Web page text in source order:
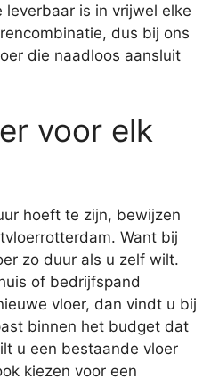
is in vrijwel elke
dus bij ons
die naadloos aansluit
voor elk
hoeft te zijn, bewijzen
Want bij
zo duur als u zelf wilt.
of bedrijfspand
vloer, dan vindt u bij
binnen het budget dat
u een bestaande vloer
kiezen voor een